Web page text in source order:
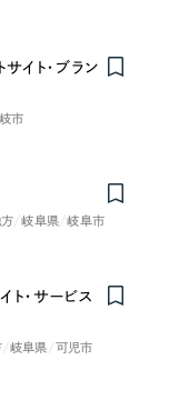
イト・ブラン
市
岐阜県 岐阜市
ト・サービス
岐阜県 可児市